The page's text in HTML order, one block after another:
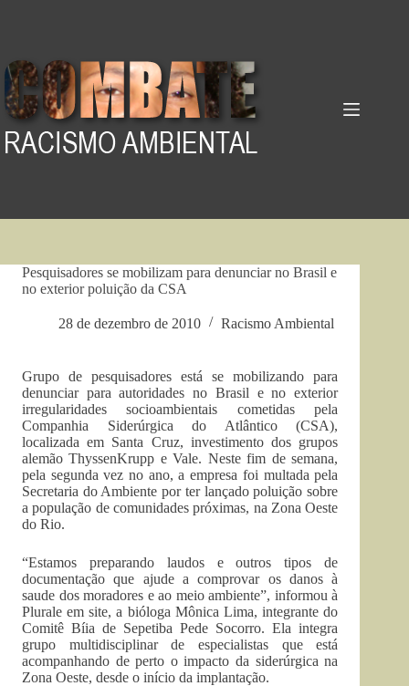
Pesquisadores se mobilizam para denunciar no Brasil e
no exterior poluição da CSA
28 de dezembro de 2010 Racismo Ambiental
Grupo de pesquisadores está se mobilizando para
denunciar para autoridades no Brasil e no exterior
irregularidades socioambientais cometidas pela
Companhia Siderúrgica do Atlântico (CSA),
localizada em Santa Cruz, investimento dos grupos
alemão ThyssenKrupp e Vale. Neste fim de semana,
pela segunda vez no ano, a empresa foi multada pela
Secretaria do Ambiente por ter lançado poluição sobre
a população de comunidades próximas, na Zona Oeste
do Rio.
“Estamos preparando laudos e outros tipos de
documentação que ajude a comprovar os danos à
saude dos moradores e ao meio ambiente”, informou à
Plurale em site, a bióloga Mônica Lima, integrante do
Comitê Bíia de Sepetiba Pede Socorro. Ela integra
grupo multidisciplinar de especialistas que está
acompanhando de perto o impacto da siderúrgica na
Zona Oeste, desde o início da implantação.